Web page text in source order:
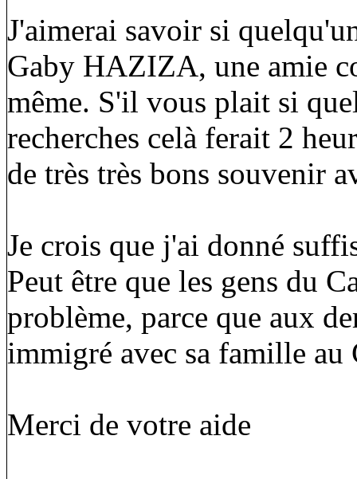
J'aimerai savoir si
Gaby HAZIZA, une amie
même. S'il vous plait si
recherches celà ferait 2
de très très bons souvenir
Je crois que j'ai donné
Peut être que les gens du
problème, parce que aux
immigré avec sa famille au
Merci de votre aide